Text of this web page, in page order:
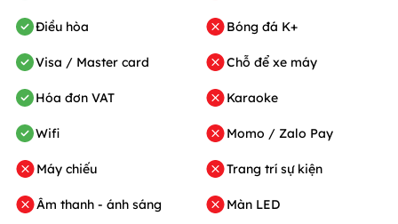
Điều hòa
Visa / Master card
Hóa đơn VAT
Wifi
Máy chiếu
Âm thanh - ánh sáng
Bóng đá K+
Chỗ để xe máy
Karaoke
Momo / Zalo Pay
Trang trí sự kiện
Màn LED